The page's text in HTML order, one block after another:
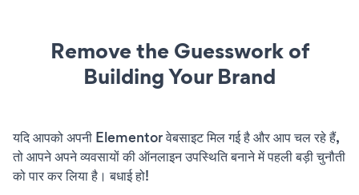
Remove the Guesswork of
Building Your Brand
यदि आपको अपनी Elementor वेबसाइट मिल गई है और आप चल रहे हैं,
तो आपने अपने व्यवसायों की ऑनलाइन उपस्थिति बनाने में पहली बड़ी चुनौती
को पार कर लिया है। बधाई हो!